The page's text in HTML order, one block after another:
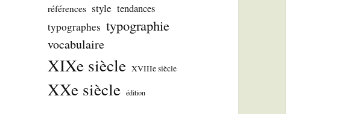
références style tendances
typographes typographie
vocabulaire
XIXe siècle XVIIIe siècle
XXe siècle édition